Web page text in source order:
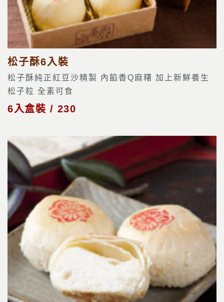
松子酥6入裝
松子酥純正紅豆沙精製 內餡香Q麻糬 加上新鮮養生
松子粒 全素可食
6入盒裝 / 230